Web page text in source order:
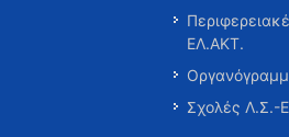
ΕΛ.ΑΚΤ.
Σχολές Λ.Σ.-